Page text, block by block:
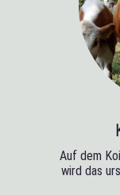
Auf dem
wird das